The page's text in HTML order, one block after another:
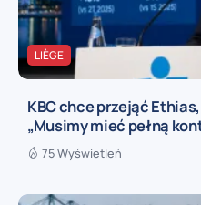
LIÈGE
KBC chce przejąć
„Musimy mieć pełną
75 Wyświetleń